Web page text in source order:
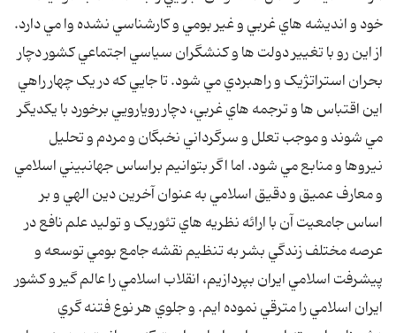
خود و انديشه هاي غربي و غير بومي و کارشناسي نشده وا مي دارد.
از اين رو با تغيير دولت ها و کنشگران سياسي اجتماعي کشور دچار
بحران استراتژيک و راهبردي مي شود. تا جايي که در يک چهار راهي
اين اقتباس ها و ترجمه هاي غربي، دچار رويارويي برخورد با يکديگر
مي شوند و موجب تعلل و سرگرداني نخبگان و مردم و تحليل
نيروها و منابع مي شود. اما اگر بتوانيم براساس جهانبيني اسلامي
و معارف عميق و دقيق اسلامي به عنوان آخرين دين الهي و بر
اساس جامعيت آن با ارائه نظريه هاي تئوريک و توليد علم نافع در
عرصه مختلف زندگي بشر به تنظيم نقشه جامع بومي توسعه و
پيشرفت اسلامي ايران بپردازيم، انقلاب اسلامي را عالم گير و کشور
ايران اسلامي را مترقي نموده ايم. و جلوي هر نوع فتنه گري